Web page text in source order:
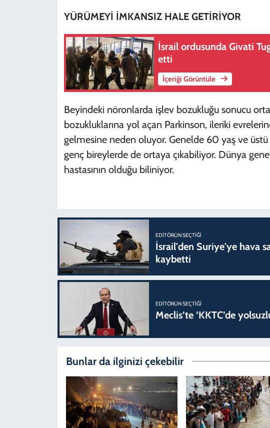
YÜRÜMEYİ İMKANSIZ HALE GETİRİYOR
İsrail ordusunda Givati
etti
İçeriği Görüntüle
Beyindeki nöronlarda işlev bozukluğu sonucu
bozukluklarına yol açan Parkinson, ileriki
gelmesine neden oluyor. Genelde 60 yaş ve
genç bireylerde de ortaya çıkabiliyor. Dünya
hastasının olduğu biliniyor.
EDITÖRÜN SEÇTIĞI
İsrail'den Suriye'ye hava
kaybetti
EDITÖRÜN SEÇTIĞI
Meclis’te ‘KKTC’de
Bunlar da ilginizi çekebilir